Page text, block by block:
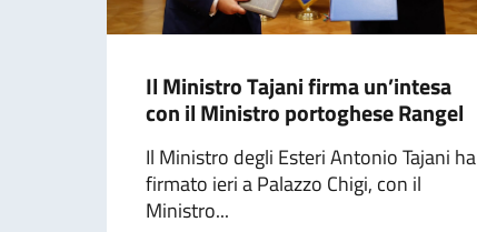
Il Ministro Tajani firma un’intesa
con il Ministro portoghese Rangel
Il Ministro degli Esteri Antonio Tajani ha
firmato ieri a Palazzo Chigi, con il
Ministro...